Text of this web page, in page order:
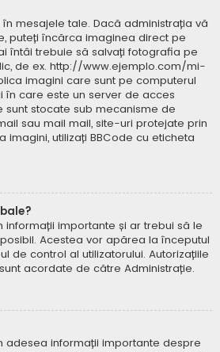
mesajele tale. Dacă administrația vă
puteți încărca imaginea direct pe
întâi trebuie să salvați fotografia pe
de ex. http://www.ejemplo.com/mi-
imagini care sunt pe computerul
în care este un server de acces
stocate sub mecanisme de
sau mail mail, site-uri protejate prin
imagini, utilizați BBCode cu eticheta
informații importante și ar trebui să le
Acestea vor apărea la începutul
de control al utilizatorului. Autorizațiile
acordate de către Administrație.
adesea informații importante despre